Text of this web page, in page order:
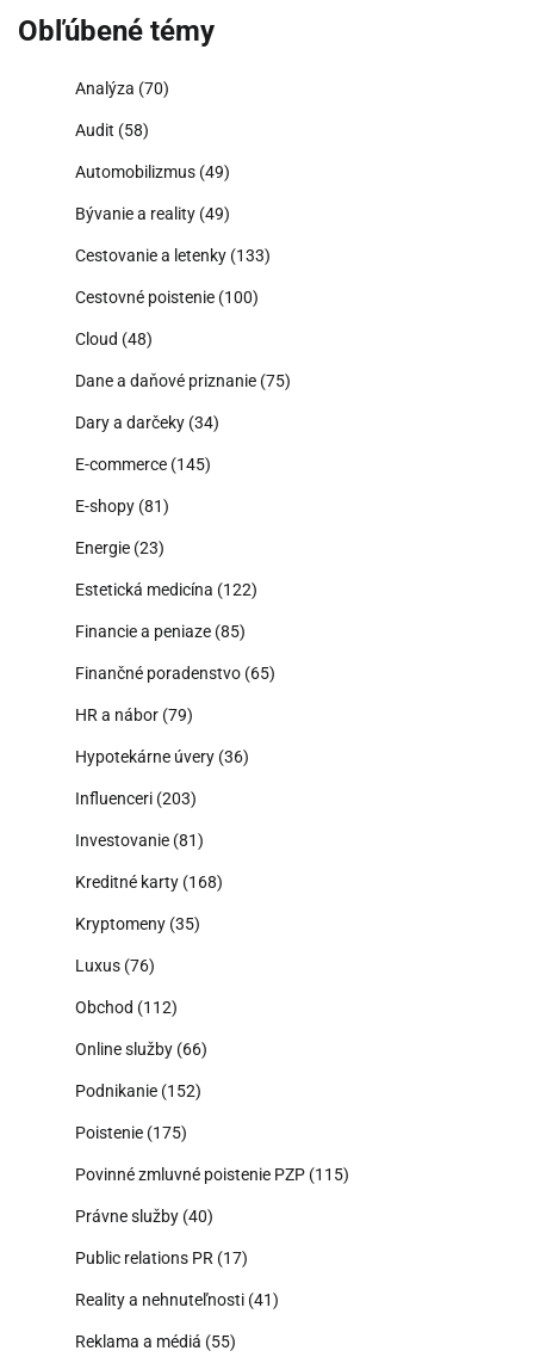
Obľúbené témy
Analýza (70)
Audit (58)
Automobilizmus (49)
Bývanie a reality (49)
Cestovanie a letenky (133)
Cestovné poistenie (100)
Cloud (48)
Dane a daňové priznanie (75)
Dary a darčeky (34)
E-commerce (145)
E-shopy (81)
Energie (23)
Estetická medicína (122)
Financie a peniaze (85)
Finančné poradenstvo (65)
HR a nábor (79)
Hypotekárne úvery (36)
Influenceri (203)
Investovanie (81)
Kreditné karty (168)
Kryptomeny (35)
Luxus (76)
Obchod (112)
Online služby (66)
Podnikanie (152)
Poistenie (175)
Povinné zmluvné poistenie PZP (115)
Právne služby (40)
Public relations PR (17)
Reality a nehnuteľnosti (41)
Reklama a médiá (55)